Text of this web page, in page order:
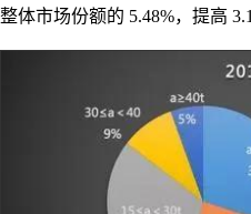
整体市场份额的 5.48%，提高